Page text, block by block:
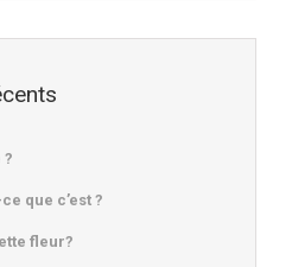
?
que c’est ?
fleur?